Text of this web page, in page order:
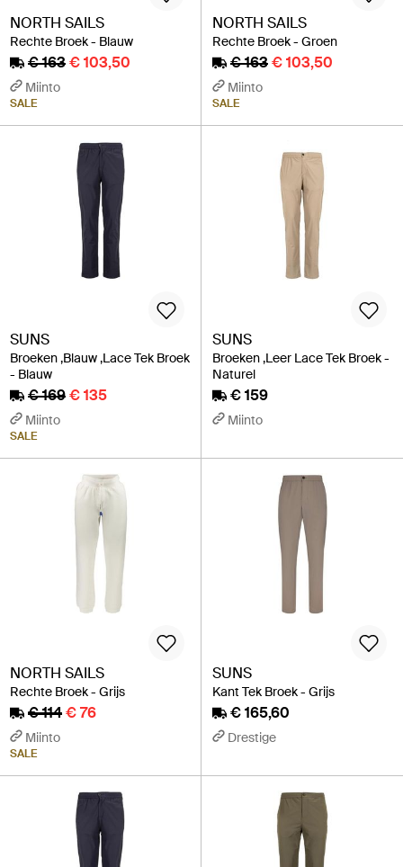
NORTH SAILS
Rechte Broek - Blauw
€ 163€ 103,50
Miinto
SALE
NORTH SAILS
Rechte Broek - Groen
€ 163€ 103,50
Miinto
SALE
SUNS
Broeken ,Blauw ,Lace Tek Broek
- Blauw
€ 169€ 135
Miinto
SALE
SUNS
Broeken ,Leer Lace Tek Broek -
Naturel
€ 159
Miinto
NORTH SAILS
Rechte Broek - Grijs
€ 114€ 76
Miinto
SALE
SUNS
Kant Tek Broek - Grijs
€ 165,60
Drestige